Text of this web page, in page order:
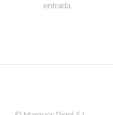
entrada.